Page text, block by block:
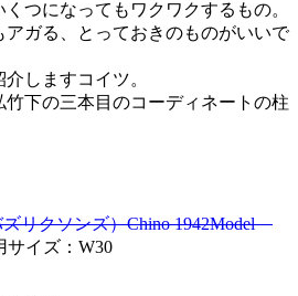
つになってもワクワクするもの。
ガる、とっておきのものがいいで
しますコイツ。
下の三本目のコーディネートの柱
ズリクソンズ）Chino 1942Model
イズ：W30